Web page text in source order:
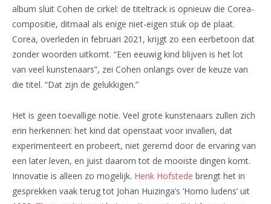
album sluit Cohen de cirkel: de titeltrack is opnieuw die Corea-
compositie, ditmaal als enige niet-eigen stuk op de plaat.
Corea, overleden in februari 2021, krijgt zo een eerbetoon dat
zonder woorden uitkomt. “Een eeuwig kind blijven is het lot
van veel kunstenaars”, zei Cohen onlangs over de keuze van
die titel. “Dat zijn de gelukkigen.”
Het is geen toevallige notie. Veel grote kunstenaars zullen zich
erin herkennen: het kind dat openstaat voor invallen, dat
experimenteert en probeert, niet geremd door de ervaring van
een later leven, en juist daarom tot de mooiste dingen komt.
Innovatie is alleen zo mogelijk. Henk Hofstede brengt het in
gesprekken vaak terug tot Johan Huizinga’s ‘Homo ludens’ uit